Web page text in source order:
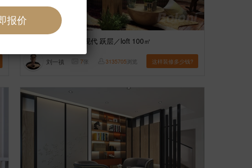
【马家堡】现代 跃层／loft 100㎡
刘一禛 7张 3135705浏览 这样装修多少钱?